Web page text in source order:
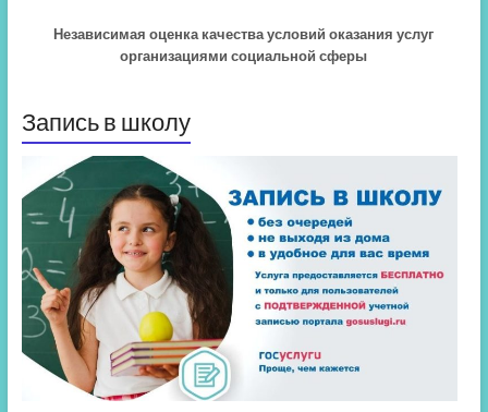
Независимая оценка качества условий оказания услуг
организациями социальной сферы
Запись в школу